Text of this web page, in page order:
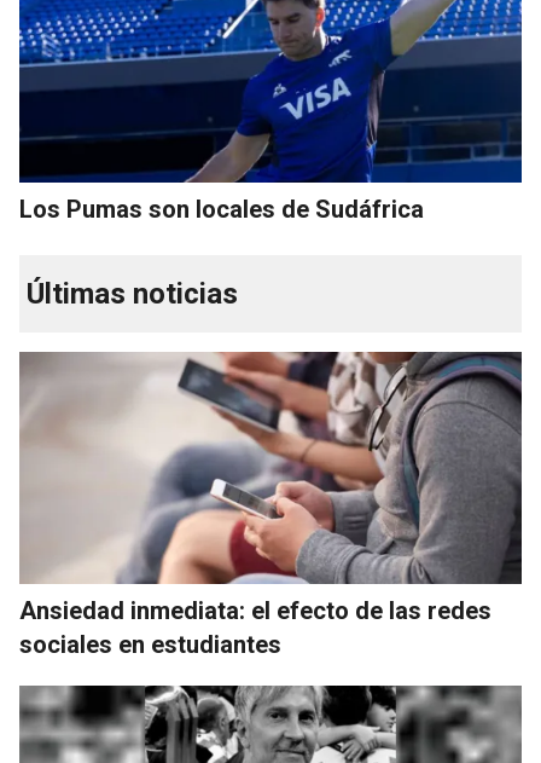
Los Pumas son locales de Sudáfrica
Últimas noticias
Ansiedad inmediata: el efecto de las redes
sociales en estudiantes